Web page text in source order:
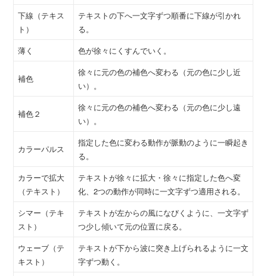
下線（テキス
ト）
テキストの下へ一文字ずつ順番に下線が引かれ
る。
薄く
色が徐々にくすんでいく。
補色
徐々に元の色の補色へ変わる（元の色に少し近
い）。
補色２
徐々に元の色の補色へ変わる（元の色に少し遠
い）。
カラーパルス
指定した色に変わる動作が脈動のように一瞬起き
る。
カラーで拡大
（テキスト）
テキストが徐々に拡大・徐々に指定した色へ変
化、2つの動作が同時に一文字ずつ適用される。
シマー（テキ
スト）
テキストが左からの風になびくように、一文字ず
つ少し傾いて元の位置に戻る。
ウェーブ（テ
キスト）
テキストが下から波に突き上げられるように一文
字ずつ動く。